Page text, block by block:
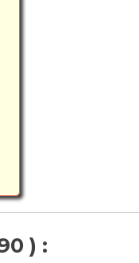
) :